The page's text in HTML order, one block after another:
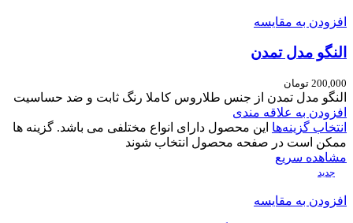
افزودن به مقایسه
النگو مدل تمدن
200,000 تومان
النگو مدل تمدن از جنس طلاروس کاملا رنگ ثابت و ضد حساسیت
افزودن به علاقه مندی
انتخاب گزینه‌ها این محصول دارای انواع مختلفی می باشد. گزینه ها
ممکن است در صفحه محصول انتخاب شوند
مشاهده سریع
جدید
افزودن به مقایسه